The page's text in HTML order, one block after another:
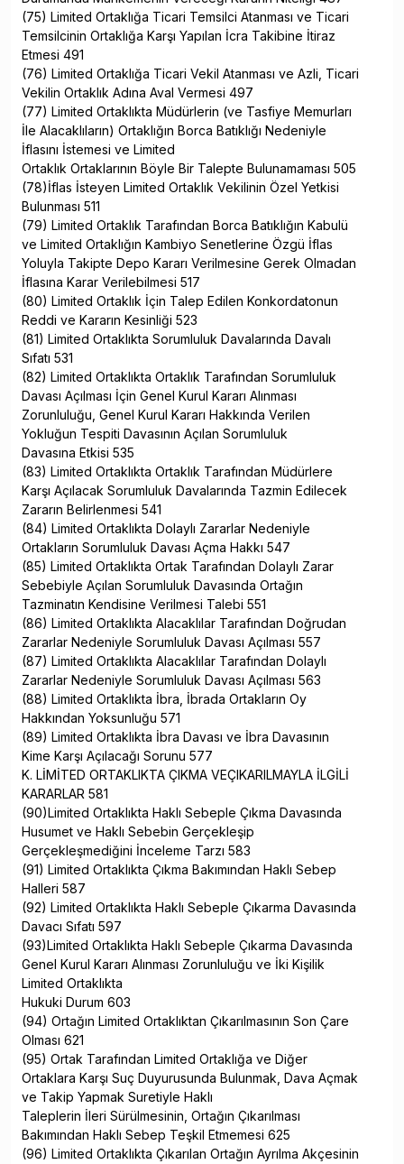
(75) Limited Ortaklığa Ticari Temsilci Atanması ve Ticari
Temsilcinin Ortaklığa Karşı Yapılan İcra Takibine İtiraz
Etmesi 491
(76) Limited Ortaklığa Ticari Vekil Atanması ve Azli, Ticari
Vekilin Ortaklık Adına Aval Vermesi 497
(77) Limited Ortaklıkta Müdürlerin (ve Tasfiye Memurları
İle Alacaklıların) Ortaklığın Borca Batıklığı Nedeniyle
İflasını İstemesi ve Limited
Ortaklık Ortaklarının Böyle Bir Talepte Bulunamaması 505
(78)İflas İsteyen Limited Ortaklık Vekilinin Özel Yetkisi
Bulunması 511
(79) Limited Ortaklık Tarafından Borca Batıklığın Kabulü
ve Limited Ortaklığın Kambiyo Senetlerine Özgü İflas
Yoluyla Takipte Depo Kararı Verilmesine Gerek Olmadan
İflasına Karar Verilebilmesi 517
(80) Limited Ortaklık İçin Talep Edilen Konkordatonun
Reddi ve Kararın Kesinliği 523
(81) Limited Ortaklıkta Sorumluluk Davalarında Davalı
Sıfatı 531
(82) Limited Ortaklıkta Ortaklık Tarafından Sorumluluk
Davası Açılması İçin Genel Kurul Kararı Alınması
Zorunluluğu, Genel Kurul Kararı Hakkında Verilen
Yokluğun Tespiti Davasının Açılan Sorumluluk
Davasına Etkisi 535
(83) Limited Ortaklıkta Ortaklık Tarafından Müdürlere
Karşı Açılacak Sorumluluk Davalarında Tazmin Edilecek
Zararın Belirlenmesi 541
(84) Limited Ortaklıkta Dolaylı Zararlar Nedeniyle
Ortakların Sorumluluk Davası Açma Hakkı 547
(85) Limited Ortaklıkta Ortak Tarafından Dolaylı Zarar
Sebebiyle Açılan Sorumluluk Davasında Ortağın
Tazminatın Kendisine Verilmesi Talebi 551
(86) Limited Ortaklıkta Alacaklılar Tarafından Doğrudan
Zararlar Nedeniyle Sorumluluk Davası Açılması 557
(87) Limited Ortaklıkta Alacaklılar Tarafından Dolaylı
Zararlar Nedeniyle Sorumluluk Davası Açılması 563
(88) Limited Ortaklıkta İbra, İbrada Ortakların Oy
Hakkından Yoksunluğu 571
(89) Limited Ortaklıkta İbra Davası ve İbra Davasının
Kime Karşı Açılacağı Sorunu 577
K. LİMİTED ORTAKLIKTA ÇIKMA VEÇIKARILMAYLA İLGİLİ
KARARLAR 581
(90)Limited Ortaklıkta Haklı Sebeple Çıkma Davasında
Husumet ve Haklı Sebebin Gerçekleşip
Gerçekleşmediğini İnceleme Tarzı 583
(91) Limited Ortaklıkta Çıkma Bakımından Haklı Sebep
Halleri 587
(92) Limited Ortaklıkta Haklı Sebeple Çıkarma Davasında
Davacı Sıfatı 597
(93)Limited Ortaklıkta Haklı Sebeple Çıkarma Davasında
Genel Kurul Kararı Alınması Zorunluluğu ve İki Kişilik
Limited Ortaklıkta
Hukuki Durum 603
(94) Ortağın Limited Ortaklıktan Çıkarılmasının Son Çare
Olması 621
(95) Ortak Tarafından Limited Ortaklığa ve Diğer
Ortaklara Karşı Suç Duyurusunda Bulunmak, Dava Açmak
ve Takip Yapmak Suretiyle Haklı
Taleplerin İleri Sürülmesinin, Ortağın Çıkarılması
Bakımından Haklı Sebep Teşkil Etmemesi 625
(96) Limited Ortaklıkta Çıkarılan Ortağın Ayrılma Akçesinin